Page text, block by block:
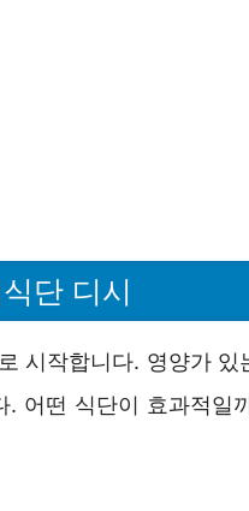
단 디시
시작합니다. 영양가
. 어떤 식단이 효과적일